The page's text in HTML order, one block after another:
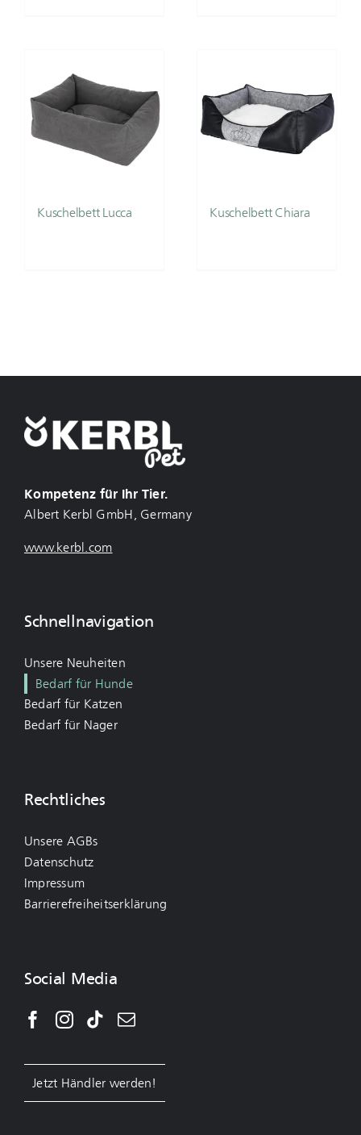
Kuschelbett Lucca Kuschelbett Chiara
Kompetenz für Ihr Tier.
Albert Kerbl GmbH, Germany
www.kerbl.com
Schnellnavigation
Unsere Neuheiten
Bedarf für Hunde
Bedarf für Katzen
Bedarf für Nager
Rechtliches
Unsere AGBs
Datenschutz
Impressum
Barrierefreiheitserklärung
Social Media
Jetzt Händler werden!